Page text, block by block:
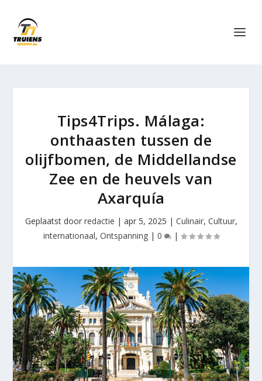
Tips4Trips. Málaga:
onthaasten tussen de
olijfbomen, de Middellandse
Zee en de heuvels van
Axarquía
Geplaatst door redactie | apr 5, 2025 | Culinair, Cultuur,
internationaal, Ontspanning| 0 |